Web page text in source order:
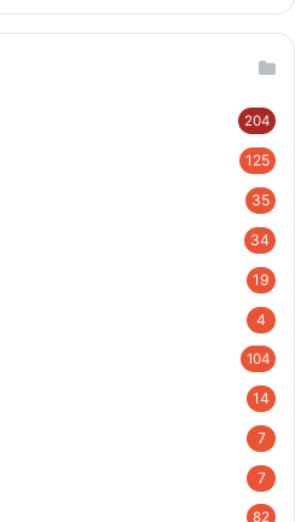
204
125
35
34
19
4
104
14
7
7
82